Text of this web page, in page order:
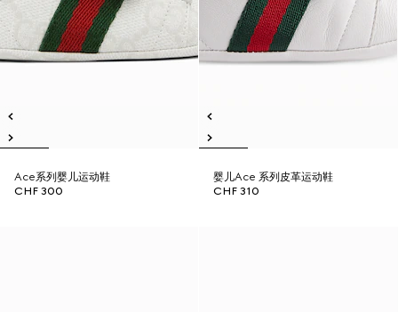
Ace系列婴儿运动鞋
CHF 300
婴儿Ace 系列皮革运动鞋
CHF 310